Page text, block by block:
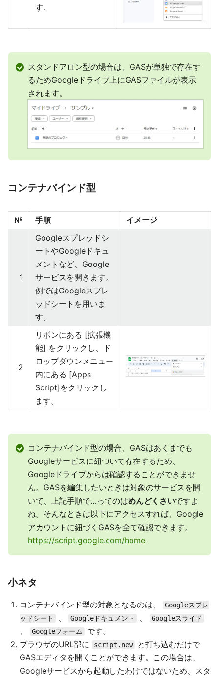
す。
スタンドアロン型の場合は、GASが単独で存在す
るためGoogleドライブ上にGASファイルが表示
されます。
コンテナバインド型
№ 手順 イメージ
1
Googleスプレッドシ
ートやGoogleドキュ
メントなど、Google
サービスを開きます。
例ではGoogleスプレ
ッドシートを用いま
す。
2
リボンにある [拡張機
能] をクリックし、ド
ロップダウンメニュー
内にある [Apps
Script]をクリックし
ます。
コンテナバインド型の場合、GASはあくまでも
Googleサービスに紐づいて存在するため、
Googleドライブからは確認することができませ
ん。GASを編集したいときは対象のサービスを開
いて、上記手順で…ってのはめんどくさいですよ
ね。そんなときは以下にアクセスすれば、Google
アカウントに紐づくGASを全て確認できます。
https://script.google.com/home
小ネタ
コンテナバインド型の対象となるのは、
Googleスプレ
ッドシート
、 Googleドキュメント 、 Googleスライド
、 Googleフォーム
です。
ブラウザのURL部に
script.new
と打ち込むだけで
GASエディタを開くことができます。この場合は、
Googleサービスから起動したわけではないため、スタ